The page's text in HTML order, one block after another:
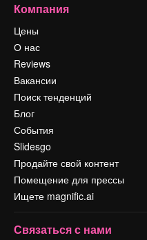
Компания
Цены
О нас
Reviews
Вакансии
Поиск тенденций
Блог
События
Slidesgo
Продайте свой контент
Помещение для прессы
Ищете magnific.ai
Связаться с нами